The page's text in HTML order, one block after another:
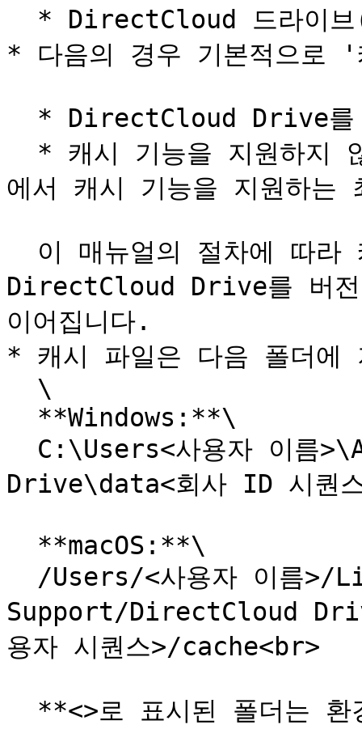
* 다음의 경우 기본적으로
에서 캐시 기능을 지원하는
DirectCloud Drive를 버전
이어집니다.
* 캐시 파일은 다음 폴더에
Drive\data<회사 ID 시퀀
Support/DirectCloud
용자 시퀀스>/cache<br>